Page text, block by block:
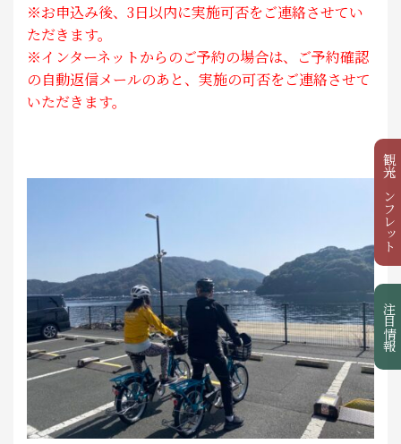
観光パンフレット
注目情報
※お申込み後、3日以内に実施可否をご連絡させてい
ただきます。
※インターネットからのご予約の場合は、ご予約確認
の自動返信メールのあと、実施の可否をご連絡させて
いただきます。